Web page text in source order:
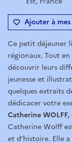
Ajouter à
Ce petit déjeuner
régionaux. Tout
découvrir leurs
jeunesse et
quelques extraits
dédicacer votre
Catherine
Catherine Wolff
et d’histoire. Elle